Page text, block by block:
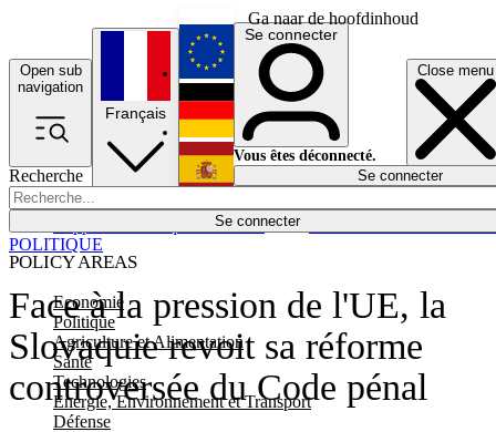
Ga naar de hoofdinhoud
Open sub
navigation
Close menu
Recherche
Se connecter
POLICY AREAS
Economie
Politique
Agriculture et Alimentation
Santé
Technologies
Energie, Environnement et Transport
Défense
Économie
Français
English
Deutsch
Español
Se connecter
Vous êtes déconnecté.
Se connecter
Face à la pression de l'UE, la
Slovaquie revoit sa réforme
controversée du Code pénal
POLITIQUE